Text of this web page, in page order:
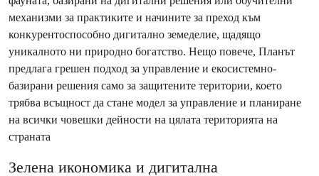
механизми за практиките и начините за преход към
конкурентоспособно дигитално земеделие, щадящо
уникалното ни природно богатство. Нещо повече, Планът
предлага грешен подход за управление и екосистемно-
базирани решения само за защитените територии, което
трябва всъщност да стане модел за управление и планиране
на всички човешки дейности на цялата територията на
страната
Зелена икономика и дигитална